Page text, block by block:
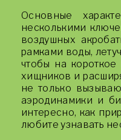
Основные
несколькими
воздушных
рамками воды,
чтобы на
хищников и
не только
аэродинамики и
интересно, как
любите узнавать